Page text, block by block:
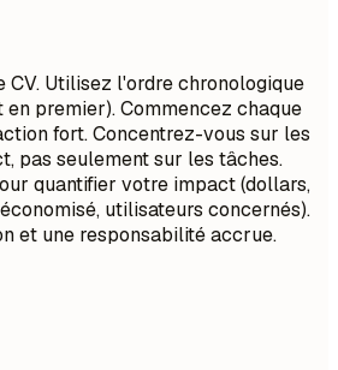
Utilisez l'ordre chronologique
premier). Commencez chaque
fort. Concentrez-vous sur les
pas seulement sur les tâches.
quantifier votre impact (dollars,
utilisateurs concernés).
et une responsabilité accrue.